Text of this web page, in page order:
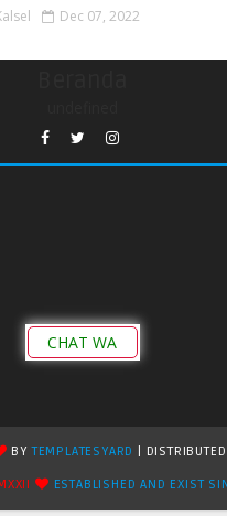
Dec 07, 2022
CHAT WA
BYTEMPLATESYARD |
ESTABLISHED AND EXIST